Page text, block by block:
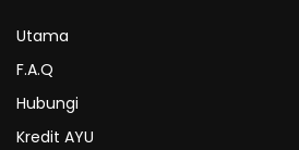
Utama
F.A.Q
Hubungi
Kredit AYU